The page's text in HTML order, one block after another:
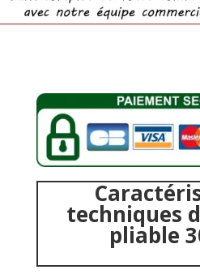
techniques
pliable